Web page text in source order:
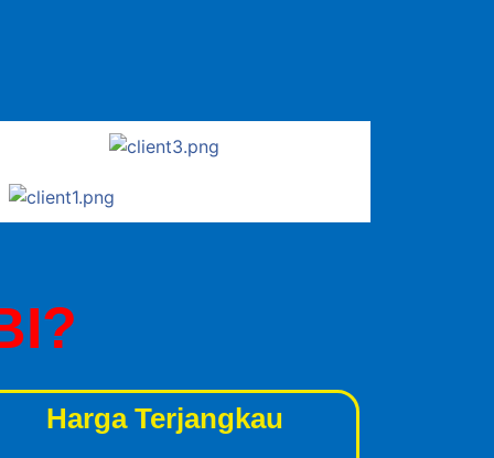
Harga Terjangkau